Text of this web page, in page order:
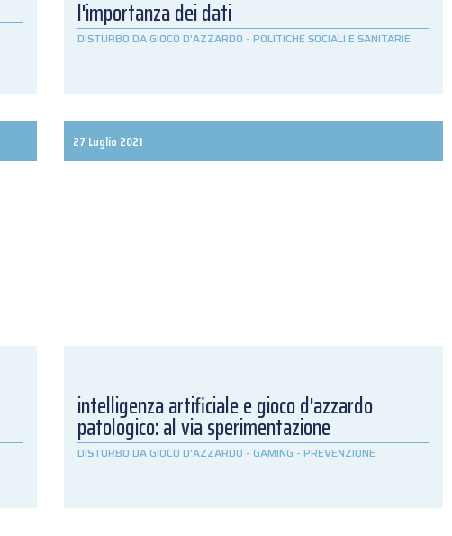
l'importanza dei dati
DISTURBO DA GIOCO D'AZZARDO - POLITICHE SOCIALI E SANITARIE
27 Luglio 2021
intelligenza artificiale e gioco d'azzardo
patologico: al via sperimentazione
DISTURBO DA GIOCO D'AZZARDO - GAMING - PREVENZIONE